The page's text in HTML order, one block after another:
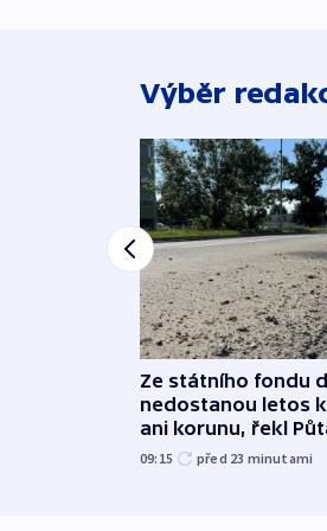
Výběr
Ze státního fondu
nedostanou letos
ani korunu, řekl
09:15 před 23 minutami